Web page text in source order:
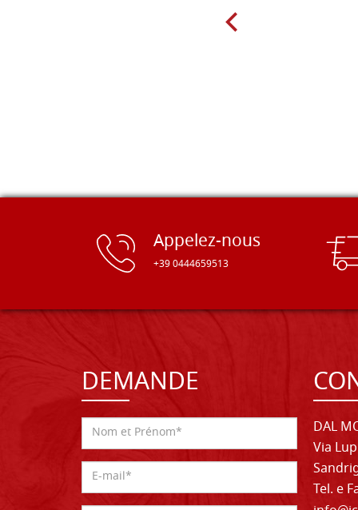
Appelez-nous
+39 0444659513
DEMANDE
DAL
Via
Tel. e